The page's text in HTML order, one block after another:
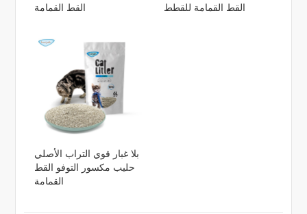
القط القمامة
القط القمامة للقطط
بلا غبار قوي التراب الأصلي
حليب مكسور التوفو القط
القمامة